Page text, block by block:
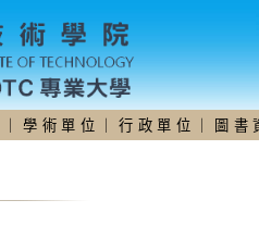
學 術 單 位 ｜行 政 單 位 圖 書